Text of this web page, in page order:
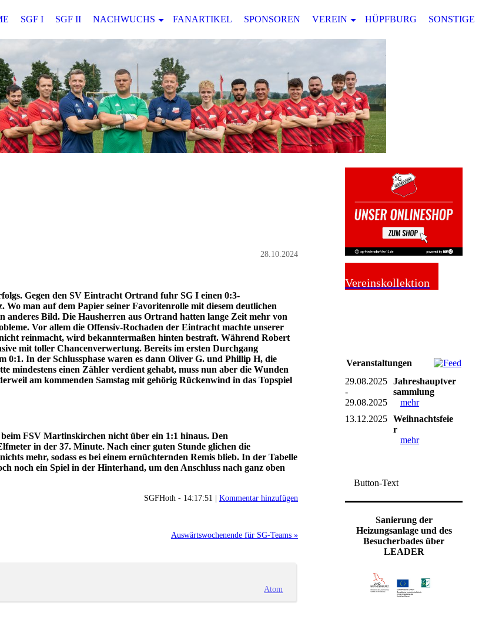
SGF I SGF II NACHWUCHS FANARTIKEL SPONSOREN VEREIN HÜPFBURG SONSTIGES
28.10.2024
Gegen den SV Eintracht Ortrand fuhr SG I einen 0:3-
man auf dem Papier seiner Favoritenrolle mit diesem deutlichen
anderes Bild. Die Hausherren aus Ortrand hatten lange Zeit mehr von
Vor allem die Offensiv-Rochaden der Eintracht machte unserer
reinmacht, wird bekanntermaßen hinten bestraft. Während Robert
mit toller Chancenverwertung. Bereits im ersten Durchgang
In der Schlussphase waren es dann Oliver G. und Phillip H, die
mindestens einen Zähler verdient gehabt, muss nun aber die Wunden
am kommenden Samstag mit gehörig Rückenwind in das Topspiel
FSV Martinskirchen nicht über ein 1:1 hinaus. Den
in der 37. Minute. Nach einer guten Stunde glichen die
mehr, sodass es bei einem ernüchternden Remis blieb. In der Tabelle
noch ein Spiel in der Hinterhand, um den Anschluss nach ganz oben
SGFHoth - 14:17:51 | Kommentar hinzufügen
Auswärtswochenende für SG-Teams »
Atom
Vereinskollektion
Veranstaltungen
29.08.2025
-
29.08.2025
Jahreshauptver
sammlung
mehr
13.12.2025 Weihnachtsfeie
r
mehr
Button-Text
Sanierung der
Heizungsanlage und des
Besucherbades über
LEADER